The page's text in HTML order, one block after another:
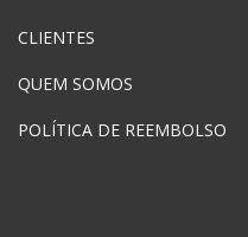
CLIENTES
QUEM SOMOS
POLÍTICA DE REEMBOLSO